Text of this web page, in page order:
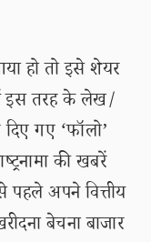
हो तो इसे शेयर
इस तरह के लेख/
गए ‘फॉलो’
की खबरें
अपने वित्तीय
बेचना बाजार